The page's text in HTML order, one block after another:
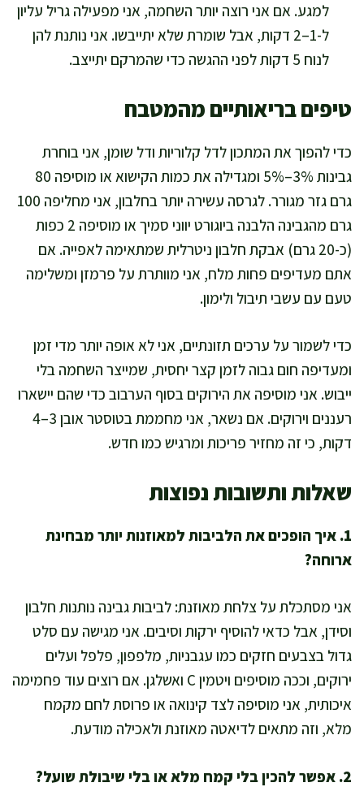
למגע. אם אני רוצה יותר השחמה, אני מפעילה גריל עליון
ל-1–2 דקות, אבל שומרת שלא יתייבשו. אני נותנת להן
לנוח 5 דקות לפני ההגשה כדי שהמרקם יתייצב.
טיפים בריאותיים מהמטבח
כדי להפוך את המתכון לדל קלוריות ודל שומן, אני בוחרת
גבינות 3%–5% ומגדילה את כמות הקישוא או מוסיפה 80
גרם גזר מגורר. לגרסה עשירה יותר בחלבון, אני מחליפה 100
גרם מהגבינה הלבנה ביוגורט יווני סמיך או מוסיפה 2 כפות
(כ-20 גרם) אבקת חלבון ניטרלית שמתאימה לאפייה. אם
אתם מעדיפים פחות מלח, אני מוותרת על פרמזן ומשלימה
טעם עם עשבי תיבול ולימון.
כדי לשמור על ערכים תזונתיים, אני לא אופה יותר מדי זמן
ומעדיפה חום גבוה לזמן קצר יחסית, שמייצר השחמה בלי
ייבוש. אני מוסיפה את הירוקים בסוף הערבוב כדי שהם יישארו
רעננים וירוקים. אם נשאר, אני מחממת בטוסטר אובן 3–4
דקות, כי זה מחזיר פריכות ומרגיש כמו חדש.
שאלות ותשובות נפוצות
1. איך הופכים את הלביבות למאוזנות יותר מבחינת
ארוחה?
אני מסתכלת על צלחת מאוזנת: לביבות גבינה נותנות חלבון
וסידן, אבל כדאי להוסיף ירקות וסיבים. אני מגישה עם סלט
גדול בצבעים חזקים כמו עגבניות, מלפפון, פלפל ועלים
ירוקים, וככה מוסיפים ויטמין C ואשלגן. אם רוצים עוד פחמימה
איכותית, אני מוסיפה לצד קינואה או פרוסת לחם מקמח
מלא, וזה מתאים לדיאטה מאוזנת ולאכילה מודעת.
2. אפשר להכין בלי קמח מלא או בלי שיבולת שועל?